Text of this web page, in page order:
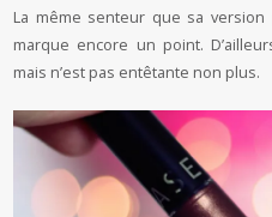
La même senteur que sa
marque encore un point.
mais n’est pas entêtante non plus.